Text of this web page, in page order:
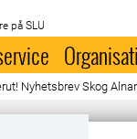
på SLU
Nyhetsbrev Skog